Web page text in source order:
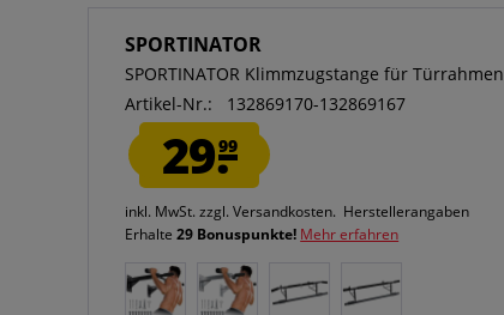
SPORTINATOR
SPORTINATOR Klimmzugstange für Türrahmen
Artikel-Nr.:
132869170-132869167
29.99
inkl. MwSt.zzgl. Versandkosten. Herstellerangaben
Erhalte29 Bonuspunkte! Mehr erfahren